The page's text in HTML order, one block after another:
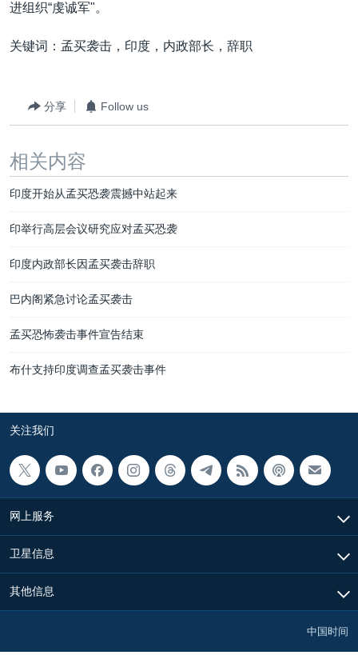
进组织“虔诚军"。
关键词：孟买袭击，印度，内政部长，辞职
分享 Follow us
相关内容
印度开始从孟买恐袭震撼中站起来
印举行高层会议研究应对孟买恐袭
印度内政部长因孟买袭击辞职
巴内阁紧急讨论孟买袭击
孟买恐怖袭击事件宣告结束
布什支持印度调查孟买袭击事件
关注我们
网上服务
卫星信息
其他信息
中国时间